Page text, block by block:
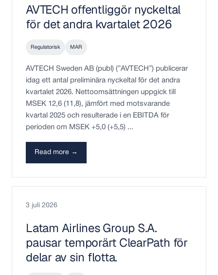
AVTECH offentliggör nyckeltal
för det andra kvartalet 2026
Regulatorisk MAR
AVTECH Sweden AB (publ) (”AVTECH”) publicerar
idag ett antal preliminära nyckeltal för det andra
kvartalet 2026. Nettoomsättningen uppgick till
MSEK 12,6 (11,8), jämfört med motsvarande
kvartal 2025 och resulterade i en EBITDA för
perioden om MSEK +5,0 (+5,5) ...
Read more →
3 juli 2026
Latam Airlines Group S.A.
pausar temporärt ClearPath för
delar av sin flotta.